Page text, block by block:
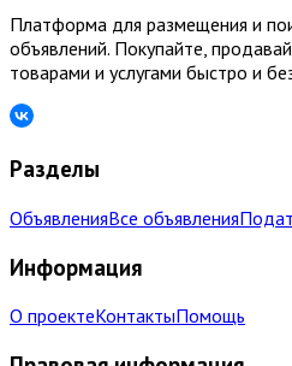
Платформа для размещения и
объявлений. Покупайте,
товарами и услугами быстро и
Разделы
ОбъявленияВсе объявления
Информация
О проектеКонтактыПомощь